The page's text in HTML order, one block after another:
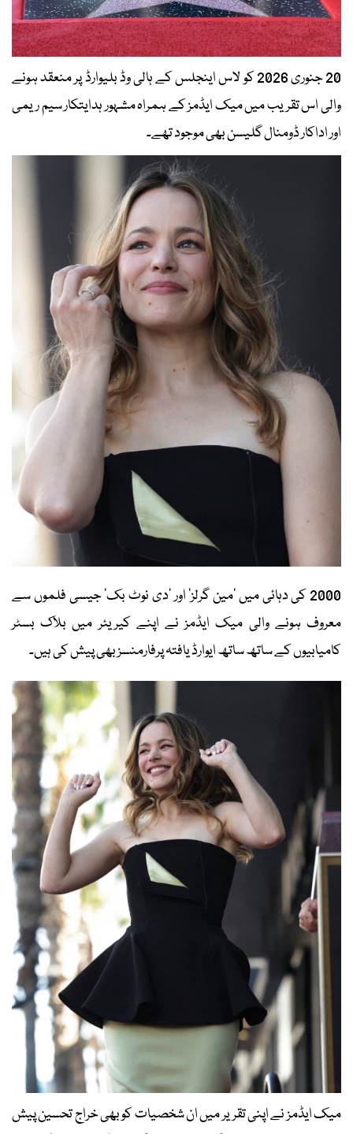
20 جنوری 2026 کو لاس اینجلس کے ہالی وڈ بلیوارڈ پر منعقد ہونے
والی اس تقریب میں میک ایڈمز کے ہمراہ مشہور ہدایتکار سیم ریمی
اور اداکار ڈومنال گلیسن بھی موجود تھے۔
2000 کی دہائی میں ’مین گرلز‘ اور ’دی نوٹ بک‘ جیسی فلموں سے
معروف ہونے والی میک ایڈمز نے اپنے کیریئر میں بلاک بسٹر
کامیابیوں کے ساتھ ساتھ ایوارڈ یافتہ پرفارمنسز بھی پیش کی ہیں۔
میک ایڈمز نے اپنی تقریر میں ان شخصیات کو بھی خراج تحسین پیش